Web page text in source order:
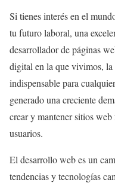
Si tienes interés en el
tu futuro laboral, una
desarrollador de páginas
digital en la que vivimos,
indispensable para
generado una creciente
crear y mantener sitios
usuarios.
El desarrollo web es un
tendencias y tecnologías